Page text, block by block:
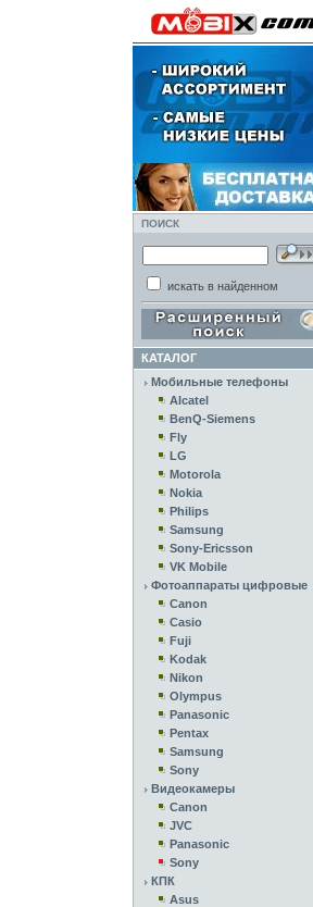
ПОИСК
искать в найденном
КАТАЛОГ
Мобильные телефоны
Alcatel
BenQ-Siemens
Fly
LG
Motorola
Nokia
Philips
Samsung
Sony-Ericsson
VK Mobile
Фотоаппараты цифровые
Canon
Casio
Fuji
Kodak
Nikon
Olympus
Panasonic
Pentax
Samsung
Sony
Видеокамеры
Canon
JVC
Panasonic
Sony
КПК
Asus